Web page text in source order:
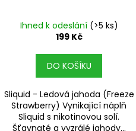
Ihned k odeslání (>5 ks)
199 Kč
DO KOŠÍKU
Sliquid - Ledová jahoda (Freeze
Strawberry) Vynikající náplň
Sliquid s nikotinovou solí.
Šťavnaté a vyzrálé jahody...